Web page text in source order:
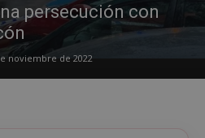
persecución con
noviembre de 2022